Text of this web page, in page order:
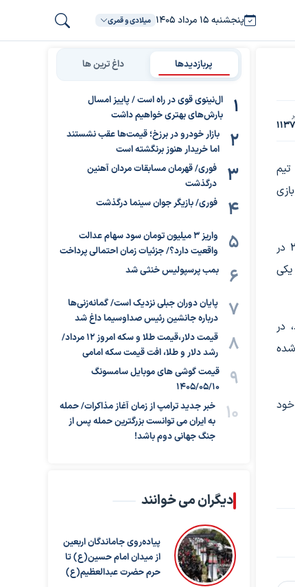
پنجشنبه ۱۵ مرداد ۱۴۰۵ میلادی و قمری
پس از حواشی دیدار جنجالی تراکتور و چادرملو که با تساوی ۲-۲ در
در
خود
پربازدیدها داغ ترین ها
ال‌نینوی قوی در راه است / پاییز امسال
بارش‌های بهتری خواهیم داشت
بازار خودرو در برزخ؛ قیمت‌ها عقب نشستند
اما خریدار هنوز برنگشته است
فوری/ قهرمان مسابقات مردان آهنین
درگذشت
فوری/ بازیگر جوان سینما درگذشت
واریز ۳ میلیون تومان سود سهام عدالت
واقعیت دارد؟/ جزئیات زمان احتمالی پرداخت
بمب پرسپولیس خنثی شد
پایان دوران جبلی نزدیک است/ گمانه‌زنی‌ها
درباره جانشین رئیس صداوسیما داغ شد
قیمت دلار،قیمت طلا و سکه امروز ۱۲ مرداد/
رشد دلار و طلا، افت قیمت سکه امامی
قیمت گوشی های موبایل سامسونگ
1405/05/10
خبر جدید ترامپ از زمان آغاز مذاکرات/ حمله
به ایران می توانست بزرگترین حمله پس از
جنگ جهانی دوم باشد!
دیگران می خوانند
پیاده‌روی جاماندگان اربعین
از میدان امام حسین(ع) تا
حرم حضرت عبدالعظیم(ع)